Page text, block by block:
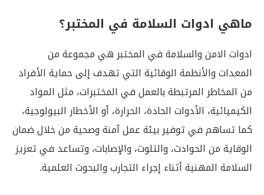
ماهي ادوات السلامة في المختبر؟
ادوات الامن والسلامة في المختبر هي مجموعة من
المعدات والأنظمة الوقائية التي تهدف إلى حماية الأفراد
من المخاطر المرتبطة بالعمل في المختبرات، مثل المواد
الكيميائية، الأدوات الحادة، الحرارة، أو الأخطار البيولوجية،
كما تساهم في توفير بيئة عمل آمنة وصحية من خلال ضمان
الوقاية من الحوادث، والتلوث، والإصابات، وتساعد في تعزيز
السلامة المهنية أثناء إجراء التجارب والبحوث العلمية.